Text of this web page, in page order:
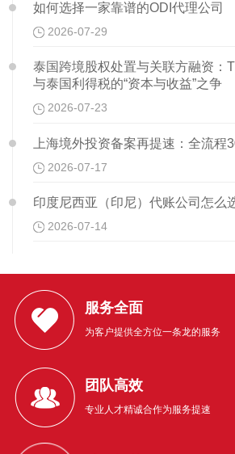
如何选择一家靠谱的ODI代理公司
2026-07-29
泰国跨境股权处置与关联方融资：
与泰国利得税的“资本与收益”之争
2026-07-23
上海境外投资备案再提速：全流程
2026-07-17
印度尼西亚（印尼）代账公司怎么
2026-07-14
服务全面
为客户提供全方位一条龙的服务
团队高效
专业人才精诚合作为服务提速